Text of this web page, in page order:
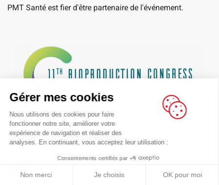
PMT Santé est fier d'être partenaire de l'événement.
Les acteurs de la filière biothérapie échangent
sur l’avenir de la bioproduction, les défis actuels
et présentent les dernières innovations
Gérer mes cookies
Nous utilisons des cookies pour faire
fonctionner notre site, améliorer votre
expérience de navigation et réaliser des
analyses. En continuant, vous acceptez leur utilisation :
Consentements certifiés par
Non merci Je choisis OK pour moi